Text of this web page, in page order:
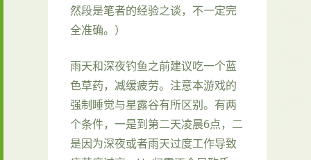
然段是笔者的经验之谈，不一定完
全准确。）
雨天和深夜钓鱼之前建议吃一个蓝
色草药，减缓疲劳。注意本游戏的
强制睡觉与星露谷有所区别。有两
个条件，一是到第二天凌晨6点，二
是因为深夜或者雨天过度工作导致